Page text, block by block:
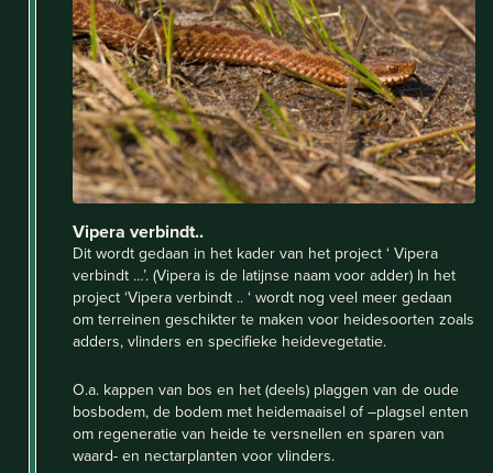
Vipera verbindt..
Dit wordt gedaan in het kader van het project ‘ Vipera
verbindt …’. (Vipera is de latijnse naam voor adder) In het
project ‘Vipera verbindt .. ‘ wordt nog veel meer gedaan
om terreinen geschikter te maken voor heidesoorten zoals
adders, vlinders en specifieke heidevegetatie.
O.a. kappen van bos en het (deels) plaggen van de oude
bosbodem, de bodem met heidemaaisel of –plagsel enten
om regeneratie van heide te versnellen en sparen van
waard- en nectarplanten voor vlinders.